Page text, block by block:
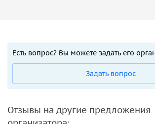
Есть вопрос? Вы можете задать его
Задать вопрос
Отзывы на другие предложения